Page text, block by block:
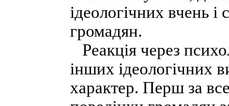
ідеологічних вчень
громадян.
Реакція через
інших ідеологічних
характер. Перш за